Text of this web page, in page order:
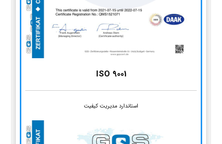
ISO 9001
استاندارد مدیریت کیفیت